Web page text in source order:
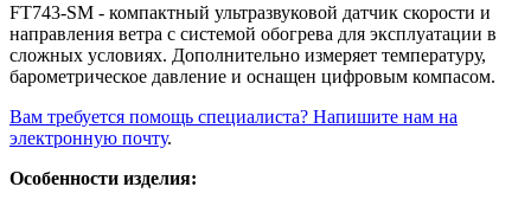
FT743-SM - компактный ультразвуковой датчик скорости и
направления ветра с системой обогрева для эксплуатации в
сложных условиях. Дополнительно измеряет температуру,
барометрическое давление и оснащен цифровым компасом.
Вам требуется помощь специалиста? Напишите нам на
электронную почту.
Особенности изделия: